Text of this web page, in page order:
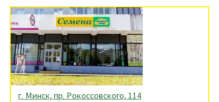
г. Минск, пр. Рокоссовского, 114